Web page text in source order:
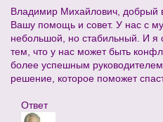
Владимир Михайлович, добрый
Вашу помощь и совет. У нас с
небольшой, но стабильный. И я
тем, что у нас может быть
более успешным
решение, которое поможет
Ответ